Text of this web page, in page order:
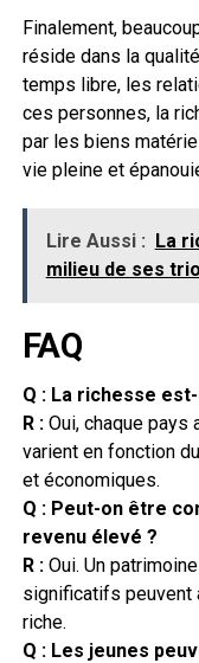
Finalement,
réside dans la
temps libre, les
ces personnes, la
par les biens
vie pleine et
Lire Aussi : La
milieu de ses
FAQ
Q : La richesse
R :Oui, chaque pays
varient en fonction
et économiques.
Q : Peut-on être
revenu élevé ?
R :Oui. Un
significatifs peuvent
riche.
Q : Les jeunes